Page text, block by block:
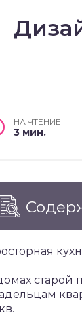
НА ЧТЕНИЕ
3 мин.
старой